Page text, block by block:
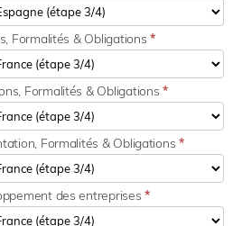
Formalités & Obligations*
Formalités & Obligations*
Formalités & Obligations*
des entreprises*